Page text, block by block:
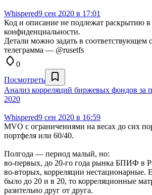
Whispered9 сен 2020 в 17:01
Код и описание не подлежат раскрытию в
конфиденциальности.
Детали можно задать в соответствующем
телеграмма — @rusetfs
0
Посмотреть
Анализ корреляций биржевых фондов за
2020
Whispered9 сен 2020 в 16:59
MVO с ограничениями на весах до сих
портфеля или 60/40.
Полгода — период малый, но:
во-первых, до 20-го года рынка БПИФ в
во-вторых, корреляции нестационарные.
было до 20 и в 20, то корреляционные
разительно друг от друга.